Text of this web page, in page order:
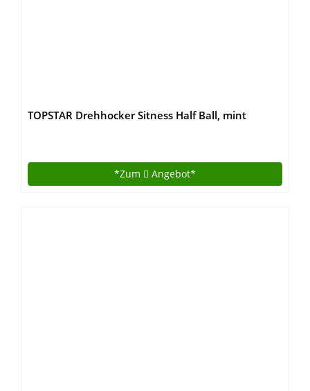
TOPSTAR Drehhocker Sitness Half Ball, mint
*Zum Angebot*